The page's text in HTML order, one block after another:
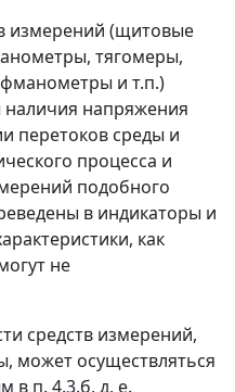
измерений (щитовые
тягомеры,
и т.п.)
напряжения
перетоков среды и
процесса и
подобного
в индикаторы и
как
не
средств измерений,
может осуществляться
в п. 4.3.б, д, е.